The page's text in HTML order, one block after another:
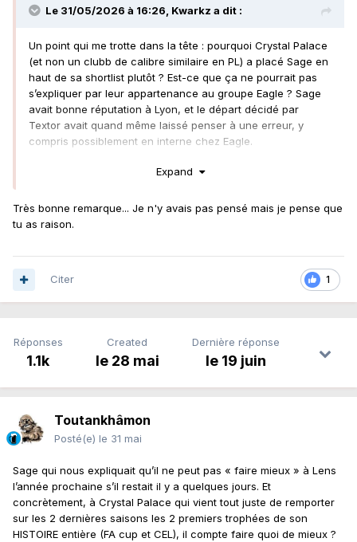
Le 31/05/2026 à 16:26, Kwarkz a dit :
Un point qui me trotte dans la tête : pourquoi Crystal Palace
(et non un clubb de calibre similaire en PL) a placé Sage en
haut de sa shortlist plutôt ? Est-ce que ça ne pourrait pas
s’expliquer par leur appartenance au groupe Eagle ? Sage
avait bonne réputation à Lyon, et le départ décidé par
Textor avait quand même laissé penser à une erreur, y
compris possiblement en interne chez Eagle.
En gros, est-ce qu’on ne serait pas face à une sorte de
Sage ne s’inscrit pas directement dans une continuité de
poste au sein d’Eagle ?
Expand
Très bonne remarque... Je n'y avais pas pensé mais je pense que
tu as raison.
1
Citer
Réponses
1.1k
Created
le 28 mai
Dernière réponse
le 19 juin
Toutankhâmon
Posté(e) le 31 mai
Sage qui nous expliquait qu’il ne peut pas « faire mieux » à Lens
l’année prochaine s’il restait il y a quelques jours. Et
concrètement, à Crystal Palace qui vient tout juste de remporter
sur les 2 dernières saisons les 2 premiers trophées de son
HISTOIRE entière (FA cup et CEL), il compte faire quoi de mieux ?